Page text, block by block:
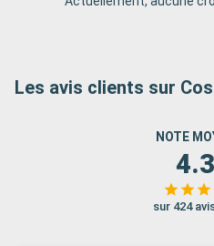
Les avis clients sur
NOTE
4.3
sur 424